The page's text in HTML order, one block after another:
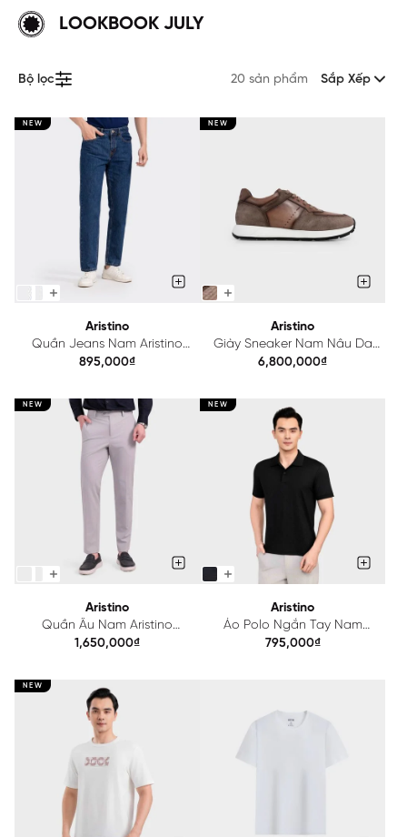
LOOKBOOK JULY
Bộ lọc 20 sản phẩm Sắp Xếp
NEW
Aristino
Quần Jeans Nam Aristino
Regular Fit AJNR04
895,000₫
NEW
Aristino
Giày Sneaker Nam Nâu Da
Bò Aristino ASH0740S3
6,800,000₫
NEW
Aristino
Quần Âu Nam Aristino
Regular Fit ATRR26A
1,650,000₫
NEW
Aristino
Áo Polo Ngắn Tay Nam
Aristino Slim Fit APS230SAH2
795,000₫
NEW